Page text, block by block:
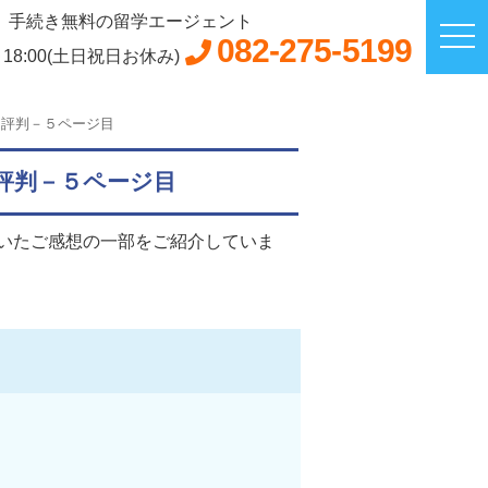
手続き無料の留学エージェント
土日祝日お休み)
082-275-5199
判－５ページ目
判－５ページ目
たご感想の一部をご紹介していま